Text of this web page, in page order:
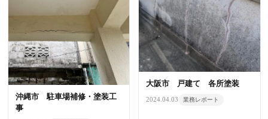
沖縄市 駐車場補修・塗装工
事
大阪市 戸建て 各所塗装
2024.04.03 業務レポート